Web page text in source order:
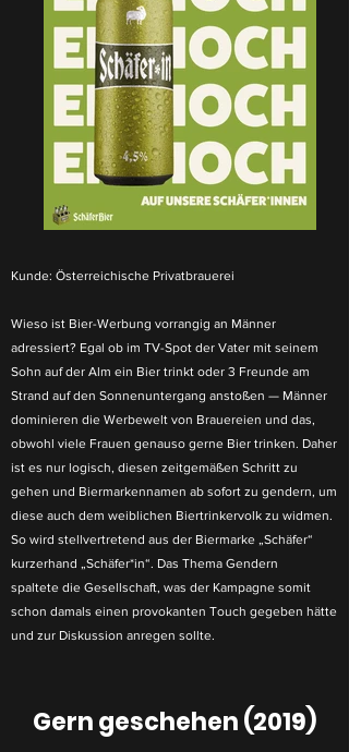
Kunde: Österreichische Privatbrauerei
Wieso ist Bier-Werbung vorrangig an Männer
adressiert? Egal ob im TV-Spot der Vater mit seinem
Sohn auf der Alm ein Bier trinkt oder 3 Freunde am
Strand auf den Sonnenuntergang anstoßen — Männer
dominieren die Werbewelt von Brauereien und das,
obwohl viele Frauen genauso gerne Bier trinken. Daher
ist es nur logisch, diesen zeitgemäßen Schritt zu
gehen und Biermarkennamen ab sofort zu gendern, um
diese auch dem weiblichen Biertrinkervolk zu widmen.
So wird stellvertretend aus der Biermarke „Schäfer“
kurzerhand „Schäfer*in“. Das Thema Gendern
spaltete die Gesellschaft, was der Kampagne somit
schon damals einen provokanten Touch gegeben hätte
und zur Diskussion anregen sollte.
Gern geschehen (2019)